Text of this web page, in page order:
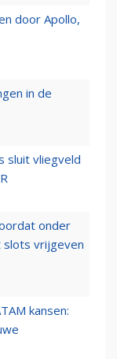
door Apollo,
in de
sluit vliegveld
onder
slots vrijgeven
kansen: